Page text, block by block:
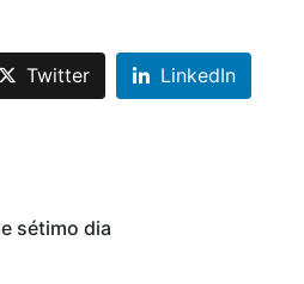
Twitter LinkedIn
sétimo dia